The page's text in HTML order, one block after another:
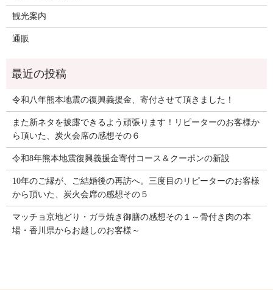
観光案内
通販
令和八年熊本地震の復興義援金、寄付させて頂きました！
また新ネタを披露できるよう頑張ります！リピーターのお客様か
ら頂いた、炭火会席の感想その６
令和8年熊本地震復興義援金寄付コース＆クーポンの新設
10年のご縁が、ご結婚後の再訪へ。三度目のリピーターのお客様
から頂いた、炭火会席の感想その５
マッチョ京地どり・ガラ焼き御膳の感想その１～骨付き肉の本
場・香川県からお越しのお客様～